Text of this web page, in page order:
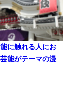
に触れる人にお
能がテーマの漫